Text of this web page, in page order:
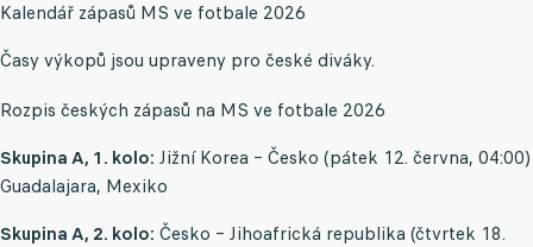
Kalendář zápasů MS ve fotbale 2026
Časy výkopů jsou upraveny pro české diváky.
Rozpis českých zápasů na MS ve fotbale 2026
Skupina A, 1. kolo: Jižní Korea – Česko (pátek 12. června, 04:00)
Guadalajara, Mexiko
Skupina A, 2. kolo: Česko – Jihoafrická republika (čtvrtek 18.